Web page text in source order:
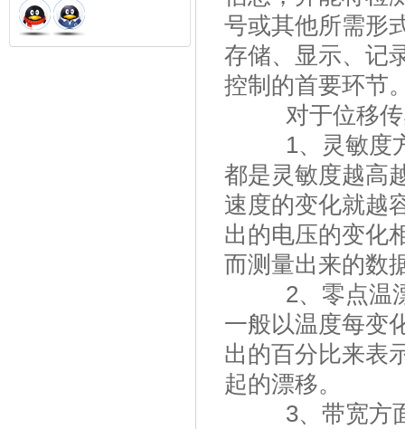
号或其他所需形
存储、显示、记
控制的首要环节
对于位移传感
1、灵敏度方
都是灵敏度越高
速度的变化就越
出的电压的变化
而测量出来的数
2、零点温漂
一般以温度每变
出的百分比来表
起的漂移。
3、带宽方面